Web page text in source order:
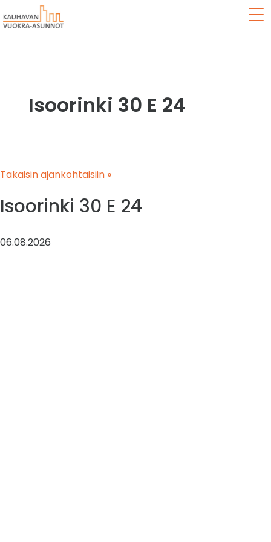
Isoorinki 30 E 24
Takaisin ajankohtaisiin »
Isoorinki 30 E 24
06.08.2026